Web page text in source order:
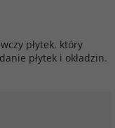
płytek, który
płytek i okładzin.